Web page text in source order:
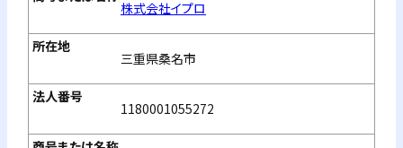
株式会社イプロ
三重県桑名市
1180001055272